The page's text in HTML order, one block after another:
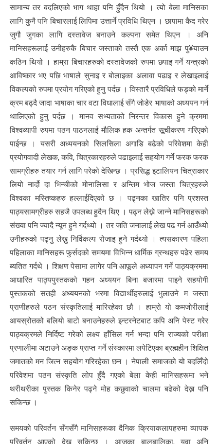
सामान्य तर बदलिएको भाग थाहा पनि हुँदैन थियो । त्यो बेला मानिसका
लागि कुनै पनि बिचारलाई लिपिमा उत्तार्ने प्रविधि थिएन । छापामा कैद गरेर
जुगौ जुगका लागि दस्तावेज बनाउने कल्पना समेत थिएन । अनि
मानिसहरूलाई उनीहरुकै बिचार जस्ताको तस्तै एक अर्का माझ पु¥याउन
कठिन थियो । हाम्रा बिचारहरुको दस्तावेजको रुपमा छपाइ गर्ने यन्त्रको
आविष्कार भए पछि भाषाले सुनाइ र बोलाइका अलावा पढाइ र लेखाइलाई
विकल्पको रुपमा प्रयोग गरिएको हुनु पर्दछ । विस्तारै प्रविधिले फड्को मार्ने
क्रम बढ्दै जादा भाषाका चार वटा विधालाई सँगै जोडेर भाषाको अध्ययन गर्न
थालिएको हुनु पर्दछ । मानव सभ्यताको निरन्तर विकास हुने क्रममा
विश्वव्यापी रुपमा पठन पाठनलाई मौलिक हक अन्तर्गत सूचीकरण गरिएको
पाईन्छ । यसरी अध्ययनको सिलसिला अगाडि बढेको परिवेशमा केही
प्रयोगवादी लेखक, कवि, चित्रकारहरुले पढाइलाई सहयोग गर्ने फरक फरक
सामग्रीहरु तयार गर्न लागि परेको देखिन्छ । प्रसिद्ध इटालियन चित्राकार
लियो नार्दो दा भिन्चीको मोनालिसा र अन्तिम भोज जस्ता चित्रहरुले
विश्वका मस्तिष्कहरु हल्लाईदिएको छ । पढ्नका खातिर पनि प्रशस्त
पाठ्यसामग्रीहरु सहजै उपलब्ध हुदैन थिए । पढ्न लेख्ने जान्ने मानिसहरूको
संख्या पनि ज्यादै न्यून हुने गर्दथ्यो । तर जति जनालाई लेख पढ गर्न आउँथ्यो
उनीहरुको पढ्नु लेख्नु निर्विकल्प रोजाइ हुने गर्दथ्यो । त्यसकारण पहिला
पहिलाका मानिसहरू फुर्सदको समयमा विभिन्न धार्मिक ग्रन्थहरु पढेर समय
ब्यतित गर्दथे । शिक्षण पेसामा लागेर पनि आफूले अध्यापन गर्ने पाठ्यक्रममा
आधारित पाठ्यपुस्तकको गहन अध्ययन बिना बजारमा पाइने सहयोगी
पुस्तकको सतही अध्ययनको भरमा विद्यार्थीहरुलाई भुलाउने म जस्ता
प्राणीहरुले पठन संस्कृतिलाई मारिरहेका छौ । हाम्रो यो कमजोरीलाई
आयस्रोतको बलियो बाटो बनाउनेहरुले इन्टरनेटबाट कपि अनि पेस्ट गरेर
पाठ्यक्रमले निर्दिष्ट गरेको लक्ष्य हाँसिल गर्न भन्दा पनि राज्यको परीक्षा
प्रणालीमा अटाउने अङ्क प्राप्त गर्ने संस्कारमा लपेटिएका ब्रह्महीन शिक्षित
जमातको मन जित्न सहयोग गरिरहेका छन । नेपाली समाजको यो बदलिँदो
परिवेशमा पठन संस्कृति लोप हुँदै गएको बेला केही मानिसहरूमा भने
थरीथरीका पुस्तक किनेर पढ्ने मोह कछुवाको चालमा बढेको देख्न पनि
सकिन्छ ।
समयको परिवर्तन सँगसँगै मानिसहरूका दैनिक क्रियाकलापहरुमा व्यापक
परिवर्तन आएको देख्न सकिन्छ । आजका बालबालिका, युवा अनि